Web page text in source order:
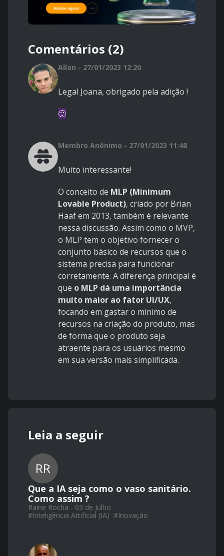
Comentários (2)
Allan - 27/01/2023 12:20
Legal Joana, obrigado pela adição !
🙂
Membro Anônimo - 27/01/2023 11:48
Muito interessante!
O conceito de MLP (Minimum
Lovable Product), criado por Brian
Haaf em 2013, também é relevante
nessa discussão. Assim como o MVP,
o MLP tem o objetivo fornecer o
conjunto básico de recursos que o
sistema precisa para funcionar
corretamente. A diferença principal é
que o MLP dá uma importância
muito maior ao fator UI/UX,
focando em gastar o mínimo de
recursos na criação do produto, mas
de forma que o produto seja
atraente para os usuários mesmo
em sua versão mais simplificada.
Leia a seguir
RR
Que a IA seja como o vaso sanitário.
Como assim ?
Raine Rocha - 03 de Julho
#Inteligência Artificial (IA) #Inovação